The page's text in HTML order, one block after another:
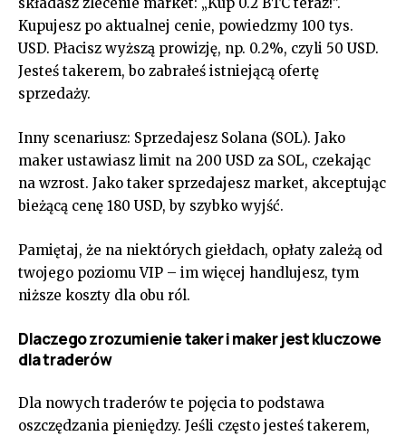
składasz zlecenie market: „Kup 0.2 BTC teraz!”.
Kupujesz po aktualnej cenie, powiedzmy 100 tys.
USD. Płacisz wyższą prowizję, np. 0.2%, czyli 50 USD.
Jesteś takerem, bo zabrałeś istniejącą ofertę
sprzedaży.
Inny scenariusz: Sprzedajesz Solana (SOL). Jako
maker ustawiasz limit na 200 USD za SOL, czekając
na wzrost. Jako taker sprzedajesz market, akceptując
bieżącą cenę 180 USD, by szybko wyjść.
Pamiętaj, że na niektórych giełdach, opłaty zależą od
twojego poziomu VIP – im więcej handlujesz, tym
niższe koszty dla obu ról.
Dlaczego zrozumienie taker i maker jest kluczowe
dla traderów
Dla nowych traderów te pojęcia to podstawa
oszczędzania pieniędzy. Jeśli często jesteś takerem,